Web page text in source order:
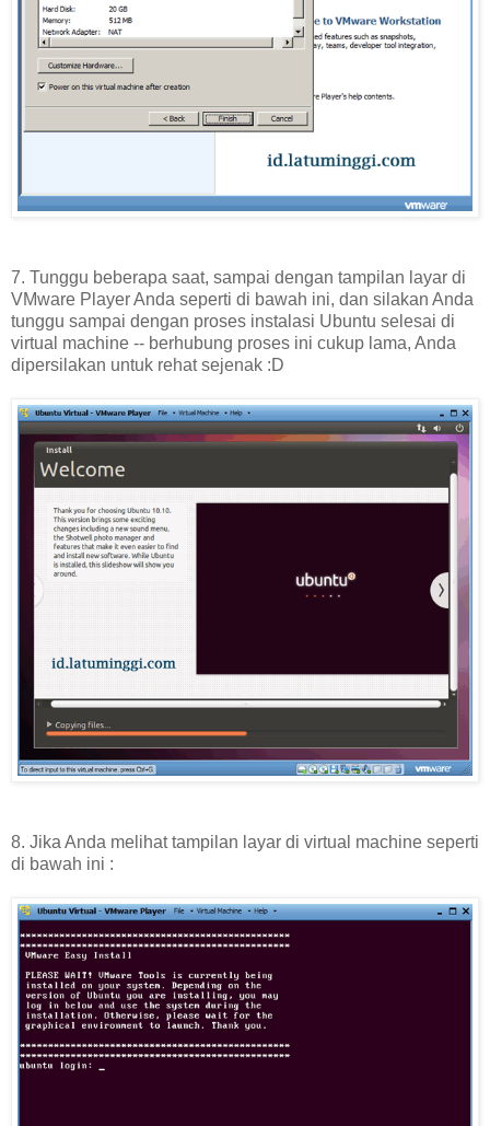
7. Tunggu beberapa saat, sampai dengan tampilan layar di
VMware Player Anda seperti di bawah ini, dan silakan Anda
tunggu sampai dengan proses instalasi Ubuntu selesai di
virtual machine -- berhubung proses ini cukup lama, Anda
dipersilakan untuk rehat sejenak :D
8. Jika Anda melihat tampilan layar di virtual machine seperti
di bawah ini :